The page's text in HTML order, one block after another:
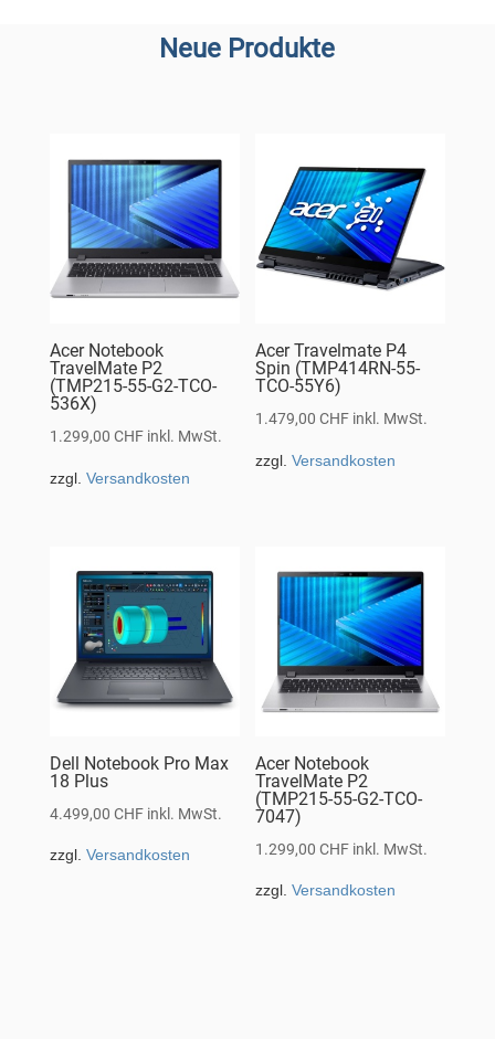
Neue Produkte
Acer Notebook
TravelMate P2
(TMP215-55-G2-TCO-
536X)
1.299,00 CHF inkl. MwSt.
zzgl. Versandkosten
Acer Travelmate P4
Spin (TMP414RN-55-
TCO-55Y6)
1.479,00CHF inkl. MwSt.
zzgl.Versandkosten
Dell Notebook Pro Max
18 Plus
4.499,00 CHF inkl. MwSt.
zzgl. Versandkosten
Acer Notebook
TravelMate P2
(TMP215-55-G2-TCO-
7047)
1.299,00CHF inkl. MwSt.
zzgl.Versandkosten